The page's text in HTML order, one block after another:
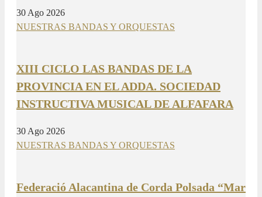
30 Ago 2026
NUESTRAS BANDAS Y ORQUESTAS
XIII CICLO LAS BANDAS DE LA
PROVINCIA EN EL ADDA. SOCIEDAD
INSTRUCTIVA MUSICAL DE ALFAFARA
30 Ago 2026
NUESTRAS BANDAS Y ORQUESTAS
Federació Alacantina de Corda Polsada “Mar